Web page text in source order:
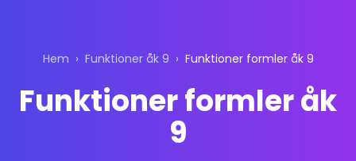
Hem › Funktioner åk 9 › Funktioner formler åk 9
Funktioner formler åk
9